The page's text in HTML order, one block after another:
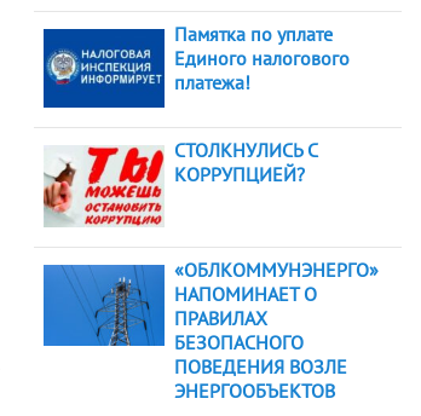
Памятка по уплате
Единого налогового
платежа!
СТОЛКНУЛИСЬ С
КОРРУПЦИЕЙ?
«ОБЛКОММУНЭНЕРГО»
НАПОМИНАЕТ О
ПРАВИЛАХ
БЕЗОПАСНОГО
ПОВЕДЕНИЯ ВОЗЛЕ
ЭНЕРГООБЪЕКТОВ